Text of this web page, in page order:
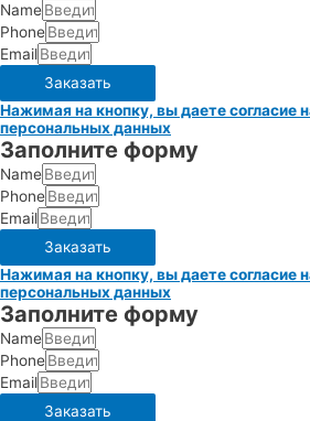
Name
Phone
Email
Заказать
Нажимая на кнопку, вы даете согласие
персональных данных
Заполните форму
Name
Phone
Email
Заказать
Нажимая на кнопку, вы даете согласие
персональных данных
Заполните форму
Name
Phone
Email
Заказать